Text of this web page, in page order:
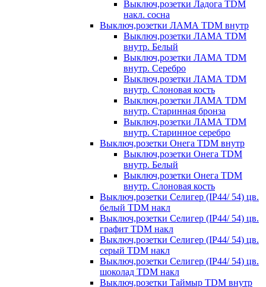
Выключ,розетки Ладога TDM
накл. сосна
Выключ,розетки ЛАМА TDM внутр
Выключ,розетки ЛАМА TDM
внутр. Белый
Выключ,розетки ЛАМА TDM
внутр. Серебро
Выключ,розетки ЛАМА TDM
внутр. Слоновая кость
Выключ,розетки ЛАМА TDM
внутр. Старинная бронза
Выключ,розетки ЛАМА TDM
внутр. Старинное серебро
Выключ,розетки Онега TDM внутр
Выключ,розетки Онега TDM
внутр. Белый
Выключ,розетки Онега TDM
внутр. Слоновая кость
Выключ,розетки Селигер (IP44/ 54) цв.
белый TDM накл
Выключ,розетки Селигер (IP44/ 54) цв.
графит TDM накл
Выключ,розетки Селигер (IP44/ 54) цв.
серый TDM накл
Выключ,розетки Селигер (IP44/ 54) цв.
шоколад TDM накл
Выключ,розетки Таймыр TDM внутр